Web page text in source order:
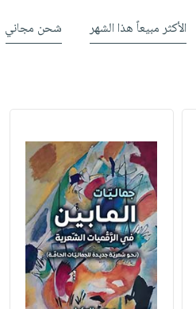
الأكثر مبيعاً هذا الشهر شحن مجاني